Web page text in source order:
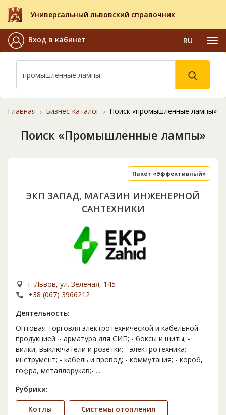
Универсальный львовский справочник
Вход в кабинет RU
Главная Бизнес-каталог Поиск «промышленные лампы»
Поиск «Промышленные лампы»
ЭКП ЗАПАД, МАГАЗИН ИНЖЕНЕРНОЙ
САНТЕХНИКИ
Пакет «Эффективный»
г. Львов, ул. Зеленая, 145
+38 (067) 3966212
Деятельность:
Оптовая торговля электротехнической и кабельной
продукцией: - арматура для СИП; - боксы и щиты; -
вилки, выключатели и розетки; - электротехника; -
инструмент; - кабель и провод; - коммутация; - короб,
гофра, металлорукав;- ...
Рубрики:
Котлы Cистемы отопления